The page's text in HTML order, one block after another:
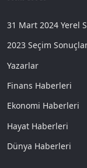
31 Mart 2024 Yerel
2023 Seçim
Yazarlar
Finans Haberleri
Ekonomi Haberleri
Hayat Haberleri
Dünya Haberleri